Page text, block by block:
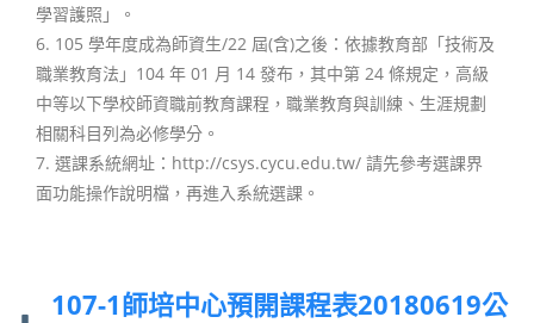
學習護照」。
6. 105 學年度成為師資生/22 屆(含)之後：依據教育部「技術及
職業教育法」104 年 01 月 14 發布，其中第 24 條規定，高級
中等以下學校師資職前教育課程，職業教育與訓練、生涯規劃
相關科目列為必修學分。
7. 選課系統網址：http://csys.cycu.edu.tw/ 請先參考選課界
面功能操作說明檔，再進入系統選課。
107-1師培中心預開課程表20180619公